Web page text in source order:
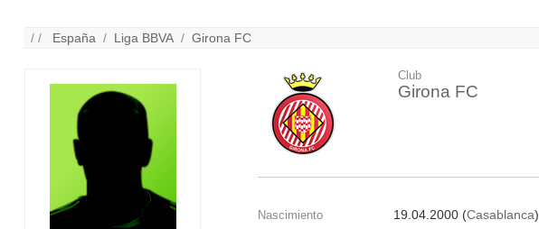
/ / España / Liga BBVA /Girona FC
Club
Girona FC
Nascimiento 19.04.2000 (Casablanca)